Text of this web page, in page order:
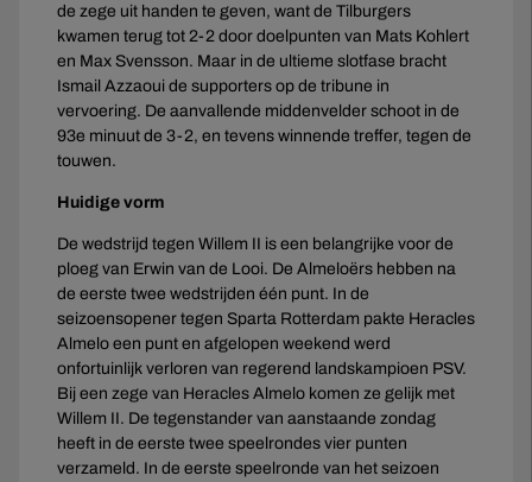
de zege uit handen te geven, want de Tilburgers
kwamen terug tot 2-2 door doelpunten van Mats Kohlert
en Max Svensson. Maar in de ultieme slotfase bracht
Ismail Azzaoui de supporters op de tribune in
vervoering. De aanvallende middenvelder schoot in de
93e minuut de 3-2, en tevens winnende treffer, tegen de
touwen.
Huidige vorm
De wedstrijd tegen Willem II is een belangrijke voor de
ploeg van Erwin van de Looi. De Almeloërs hebben na
de eerste twee wedstrijden één punt. In de
seizoensopener tegen Sparta Rotterdam pakte Heracles
Almelo een punt en afgelopen weekend werd
onfortuinlijk verloren van regerend landskampioen PSV.
Bij een zege van Heracles Almelo komen ze gelijk met
Willem II. De tegenstander van aanstaande zondag
heeft in de eerste twee speelrondes vier punten
verzameld. In de eerste speelronde van het seizoen